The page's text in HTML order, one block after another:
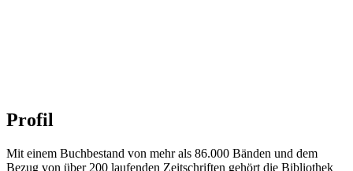
Profil
Mit einem Buchbestand von mehr als 86.000 Bänden und dem
Bezug von über 200 laufenden Zeitschriften gehört die Bibliothek